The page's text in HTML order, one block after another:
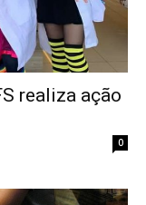
realiza ação
0